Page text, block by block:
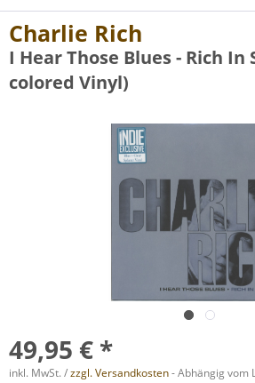
Charlie Rich
I Hear Those Blues - Rich In
colored Vinyl)
49,95 € *
inkl. MwSt. /zzgl. Versandkosten- Abhängig vom